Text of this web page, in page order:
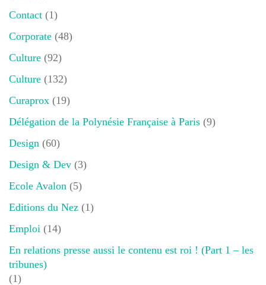
Contact (1)
Corporate (48)
Culture (92)
Culture (132)
Curaprox (19)
Délégation de la Polynésie Française à Paris (9)
Design (60)
Design & Dev (3)
Ecole Avalon (5)
Editions du Nez (1)
Emploi (14)
En relations presse aussi le contenu est roi ! (Part 1 – les
tribunes)
(1)